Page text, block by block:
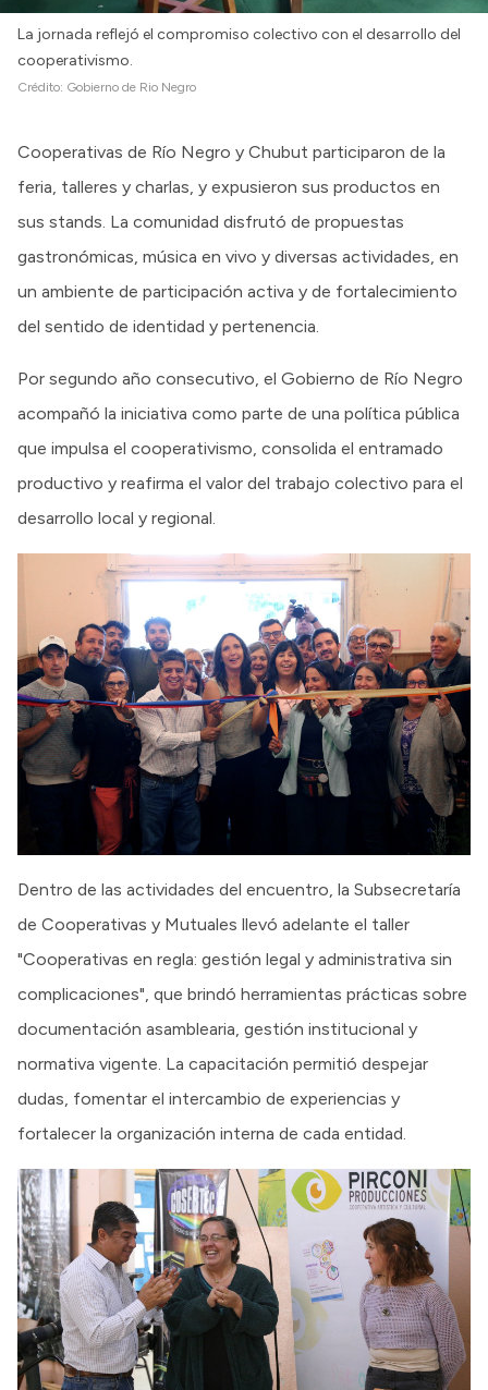
La jornada reflejó el compromiso colectivo con el desarrollo del
cooperativismo.
Crédito: Gobierno de Rio Negro
Cooperativas de Río Negro y Chubut participaron de la
feria, talleres y charlas, y expusieron sus productos en
sus stands. La comunidad disfrutó de propuestas
gastronómicas, música en vivo y diversas actividades, en
un ambiente de participación activa y de fortalecimiento
del sentido de identidad y pertenencia.
Por segundo año consecutivo, el Gobierno de Río Negro
acompañó la iniciativa como parte de una política pública
que impulsa el cooperativismo, consolida el entramado
productivo y reafirma el valor del trabajo colectivo para el
desarrollo local y regional.
Dentro de las actividades del encuentro, la Subsecretaría
de Cooperativas y Mutuales llevó adelante el taller
"Cooperativas en regla: gestión legal y administrativa sin
complicaciones", que brindó herramientas prácticas sobre
documentación asamblearia, gestión institucional y
normativa vigente. La capacitación permitió despejar
dudas, fomentar el intercambio de experiencias y
fortalecer la organización interna de cada entidad.